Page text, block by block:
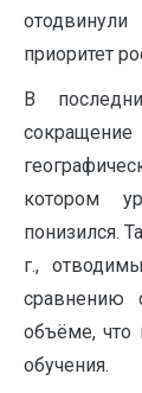
приоритет
В
сокращение
котором
понизился.
г.,
сравнению
объёме, что
обучения.